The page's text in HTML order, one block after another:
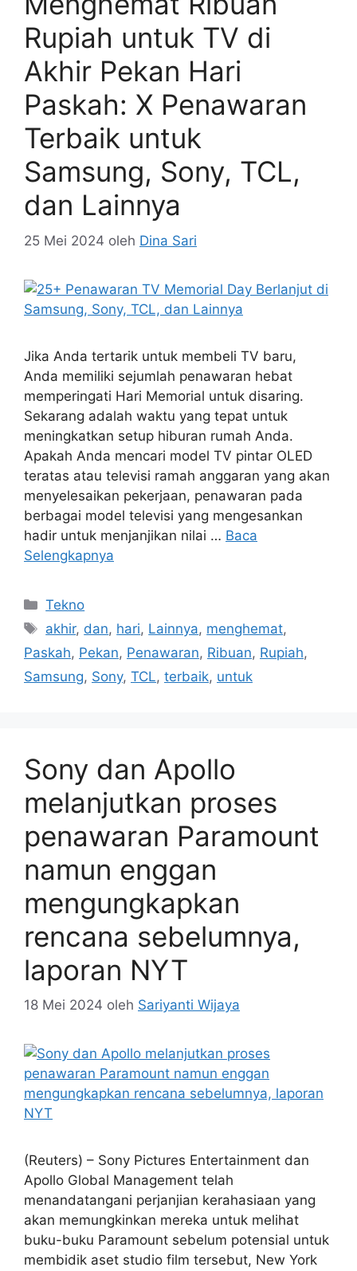
Rupiah untuk TV di
Akhir Pekan Hari
Paskah: X Penawaran
Terbaik untuk
Samsung, Sony, TCL,
dan Lainnya
25 Mei 2024 oleh Dina Sari
Jika Anda tertarik untuk membeli TV baru,
Anda memiliki sejumlah penawaran hebat
memperingati Hari Memorial untuk disaring.
Sekarang adalah waktu yang tepat untuk
meningkatkan setup hiburan rumah Anda.
Apakah Anda mencari model TV pintar OLED
teratas atau televisi ramah anggaran yang akan
menyelesaikan pekerjaan, penawaran pada
berbagai model televisi yang mengesankan
hadir untuk menjanjikan nilai … Baca
Selengkapnya
Kategori
Tekno
Tag
akhir, dan, hari, Lainnya, menghemat,
Paskah, Pekan, Penawaran, Ribuan, Rupiah,
Samsung, Sony, TCL, terbaik, untuk
Sony dan Apollo
melanjutkan proses
penawaran Paramount
namun enggan
mengungkapkan
rencana sebelumnya,
laporan NYT
18 Mei 2024 oleh Sariyanti Wijaya
(Reuters) – Sony Pictures Entertainment dan
Apollo Global Management telah
menandatangani perjanjian kerahasiaan yang
akan memungkinkan mereka untuk melihat
buku-buku Paramount sebelum potensial untuk
membidik aset studio film tersebut, New York